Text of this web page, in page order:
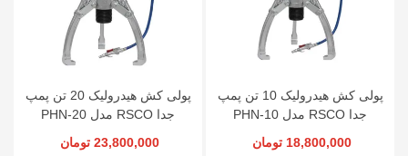
پولی کش هیدرولیک 10 تن پمپ
جدا RSCO مدل PHN-10
18,800,000 تومان
پولی کش هیدرولیک 20 تن پمپ
جدا RSCO مدل PHN-20
23,800,000 تومان